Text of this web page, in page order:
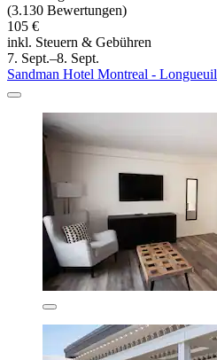
(3.130 Bewertungen)
105 €
inkl. Steuern & Gebühren
7. Sept.–8. Sept.
Sandman Hotel Montreal - Longueuil